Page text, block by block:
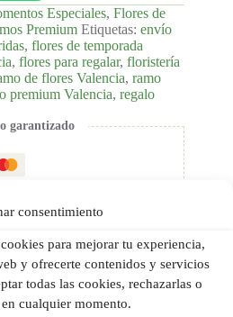
consentimiento
para mejorar tu experiencia,
y ofrecerte contenidos y servicios
todas las cookies, rechazarlas o
cualquier momento.
Especiales, Flores de
Premium Etiquetas: envío
, flores de temporada
, flores para regalar, floristería
de flores Valencia, ramo
premium Valencia, regalo
garantizado